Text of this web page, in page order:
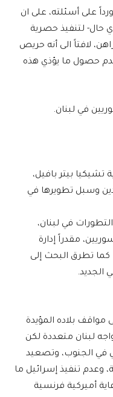
على أسئلته، على ان
حال- لتنفيذ حصرية
لافتاً الى أنه حريص
حصول ما يؤذي هذه
في لبنان.
بيتر بافيل،
وسبل تطويرها في
في لبنان،
مقدراً إدارة
كما تطرق البحث إلى
الجديد.
بلاده المؤيدة
لبنان متعددة لكن
في الجنوب، وتصعيد
وعدم تنفيذ إسرائيل ما
أميركية فرنسية